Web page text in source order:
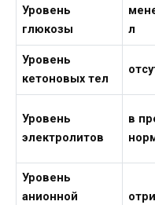
Уровень
глюкозы
л
Уровень
кетоновых тел
Уровень
электролитов
в
Уровень
анионной